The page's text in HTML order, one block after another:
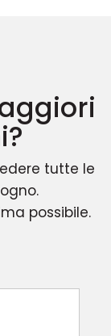
tutte le
possibile.